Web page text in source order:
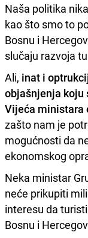
Naša politika
kao što smo to
Bosnu i
slučaju razvoja
Ali, inat i
objašnjenja koju
Vijeća ministara
zašto nam je
mogućnosti da
ekonomskog
Neka ministar
neće prikupiti
interesu da
Bosnu i